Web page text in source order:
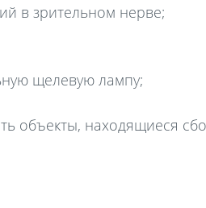
в зрительном нерве;
щелевую лампу;
объекты, находящиеся